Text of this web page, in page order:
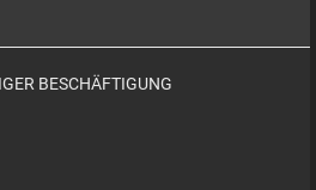
BESCHÄFTIGUNG